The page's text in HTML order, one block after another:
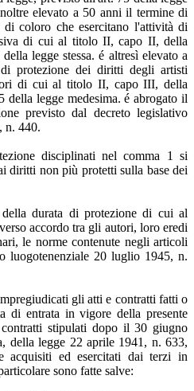
elevato a 50 anni il termine di
coloro che esercitano l'attività di
di cui al titolo II, capo II, della
legge stessa. é altresì elevato a
protezione dei diritti degli artisti
di cui al titolo II, capo III, della
della legge medesima. é abrogato il
previsto dal decreto legislativo
n. 440.
disciplinati nel comma 1 si
diritti non più protetti sulla base dei
durata di protezione di cui al
accordo tra gli autori, loro eredi
le norme contenute negli articoli
luogotenenziale 20 luglio 1945, n.
gli atti e contratti fatti o
di entrata in vigore della presente
stipulati dopo il 30 giugno
della legge 22 aprile 1941, n. 633,
acquisiti ed esercitati dai terzi in
sono fatte salve: